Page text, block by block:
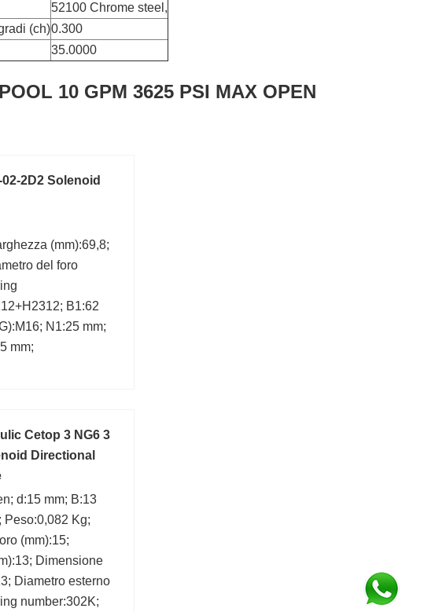
52100 Chrome steel,
(ch)0.300
35.0000
10 GPM 3625 PSI MAX OPEN
2D2 Solenoid
(mm):69,8;
del foro
B1:62
N1:25 mm;
mm;
Cetop 3 NG6 3
Directional
d:15 mm; B:13
Peso:0,082 Kg;
(mm):15;
Dimensione
Diametro esterno
number:302K;